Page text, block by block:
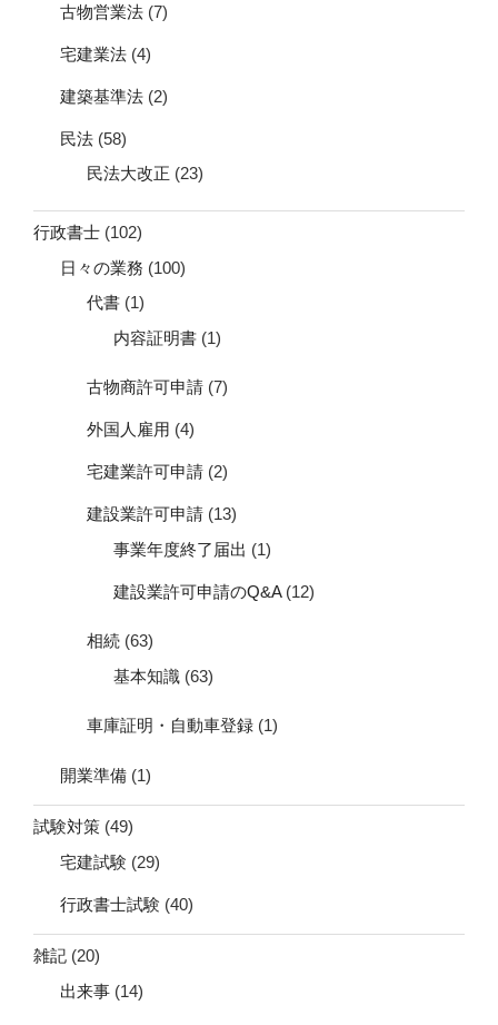
古物営業法 (7)
宅建業法 (4)
建築基準法 (2)
民法 (58)
民法大改正 (23)
行政書士 (102)
日々の業務 (100)
代書 (1)
内容証明書 (1)
古物商許可申請 (7)
外国人雇用 (4)
宅建業許可申請 (2)
建設業許可申請 (13)
事業年度終了届出 (1)
建設業許可申請のQ&A(12)
相続 (63)
基本知識 (63)
車庫証明・自動車登録 (1)
開業準備 (1)
試験対策 (49)
宅建試験 (29)
行政書士試験 (40)
雑記 (20)
出来事 (14)